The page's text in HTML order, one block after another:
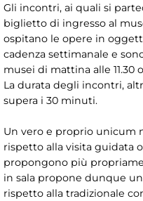
Gli incontri, ai quali si
biglietto di ingresso al
ospitano le opere in
cadenza settimanale e
musei di mattina alle 11.30
La durata degli incontri,
supera i 30 minuti.
Un vero e proprio unicum
rispetto alla visita guidata
propongono più
in sala propone dunque
rispetto alla tradizionale